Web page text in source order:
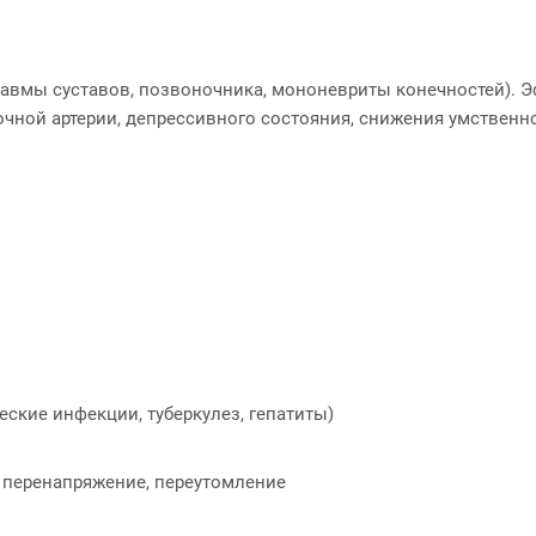
суставов, позвоночника, мононевриты
артерии, депрессивного состояния, снижения
инфекции, туберкулез, гепатиты)
переутомление